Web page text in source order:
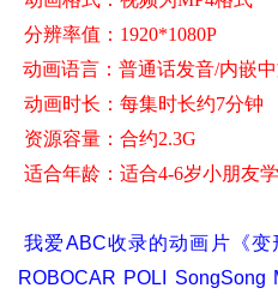
分辨率值 ：1920*1080P
动画语言：普通话发音/内嵌
动画时长：每集时长约7分钟
资源容量：合约2.3G
适合年龄 ：适合4-6岁小朋友
我爱ABC收录的动画片《
ROBOCAR POLI